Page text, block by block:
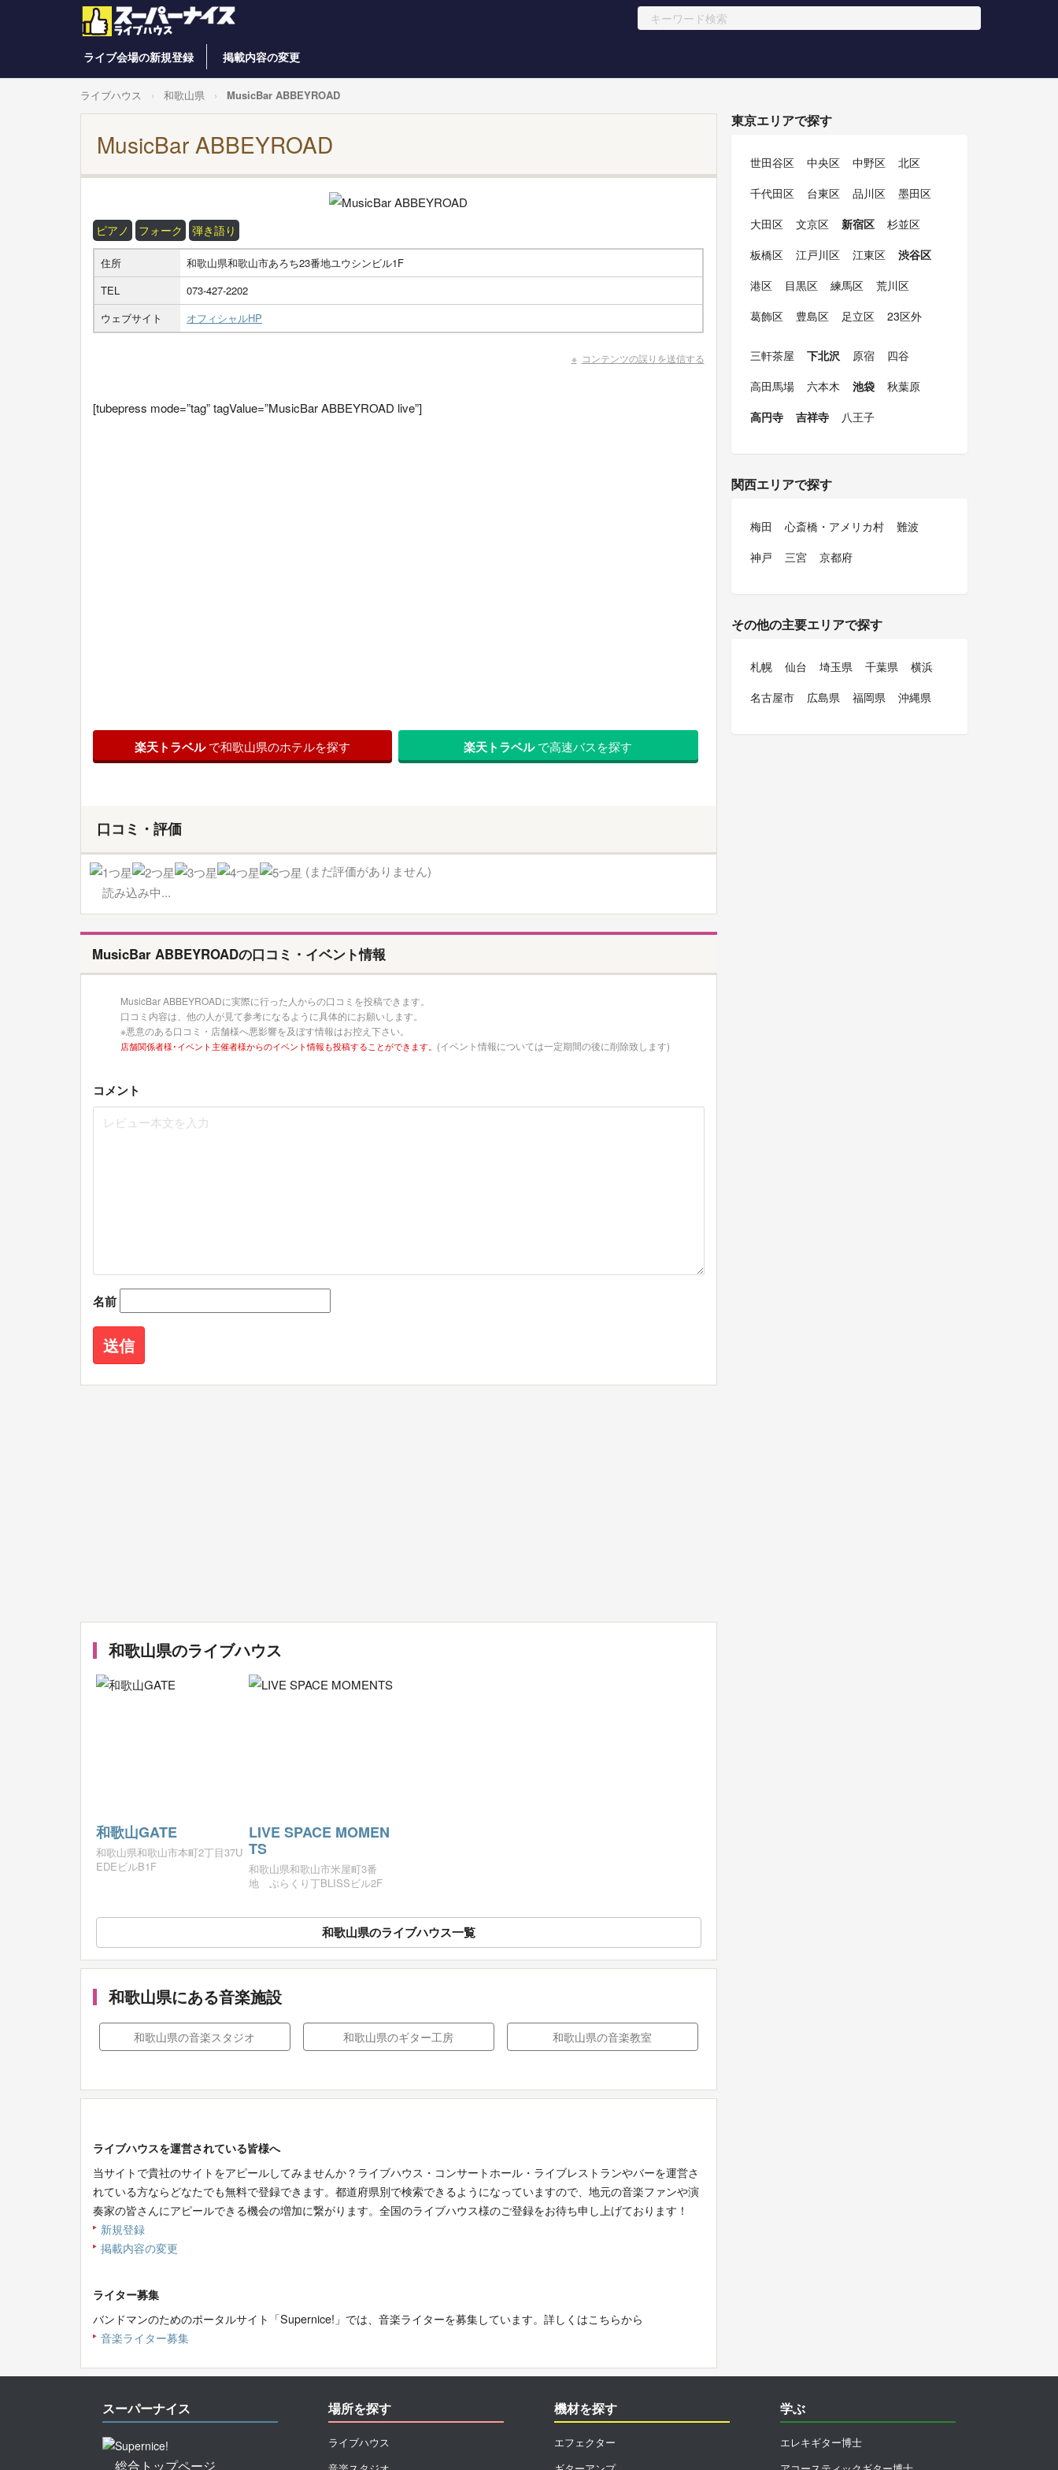
ライブ会場の新規登録 掲載内容の変更
ライブハウス 和歌山県 MusicBar ABBEYROAD
MusicBar ABBEYROAD
ピアノ フォーク 弾き語り
住所
和歌山県和歌山市あろち23番地ユウシンビル1F
TEL
073-427-2202
ウェブサイト
オフィシャルHP
コンテンツの誤りを送信する
[tubepress mode=”tag” tagValue=”MusicBar ABBEYROAD live”]
楽天トラベルで和歌山県のホテルを探す 楽天トラベルで高速バスを探す
口コミ・評価
(まだ評価がありません)
読み込み中...
MusicBar ABBEYROADの口コミ・イベント情報
MusicBar ABBEYROADに実際に行った人からの口コミを投稿できます。
口コミ内容は、他の人が見て参考になるように具体的にお願いします。
※悪意のある口コミ・店舗様へ悪影響を及ぼす情報はお控え下さい。
店舗関係者様･イベント主催者様からのイベント情報も投稿することができます。 (イベント情報については一定期間の後に削除致します)
コメント
名前
和歌山県のライブハウス
和歌山GATE
和歌山県和歌山市本町2丁目37U
EDEビルB1F
LIVE SPACE MOMEN
TS
和歌山県和歌山市米屋町3番
地 ぶらくり丁BLISSビル2F
和歌山県のライブハウス一覧
和歌山県にある音楽施設
和歌山県の音楽スタジオ 和歌山県のギター工房 和歌山県の音楽教室
ライブハウスを運営されている皆様へ
当サイトで貴社のサイトをアピールしてみませんか？ライブハウス・コンサートホール・ライブレストランやバーを運営さ
れている方ならどなたでも無料で登録できます。都道府県別で検索できるようになっていますので、地元の音楽ファンや演
奏家の皆さんにアピールできる機会の増加に繋がります。全国のライブハウス様のご登録をお待ち申し上げております！
新規登録
掲載内容の変更
ライター募集
バンドマンのためのポータルサイト「Supernice!」では、音楽ライターを募集しています。詳しくはこちらから
音楽ライター募集
東京エリアで探す
世田谷区 中央区 中野区
北区
千代田区
台東区 品川区
墨田区
大田区
文京区 新宿区
杉並区
板橋区
江戸川区 江東区
渋谷区
港区
目黒区 練馬区
荒川区
葛飾区
豊島区 足立区 23区外
三軒茶屋 下北沢 原宿
四谷
高田馬場
六本木 池袋
秋葉原
高円寺
吉祥寺 八王子
関西エリアで探す
梅田 心斎橋・アメリカ村
難波
神戸
三宮 京都府
その他の主要エリアで探す
札幌 仙台 埼玉県 千葉県
横浜
名古屋市
広島県 福岡県 沖縄県
スーパーナイス
総合トップページ
場所を探す
ライブハウス
機材を探す
エフェクター
学ぶ
エレキギター博士